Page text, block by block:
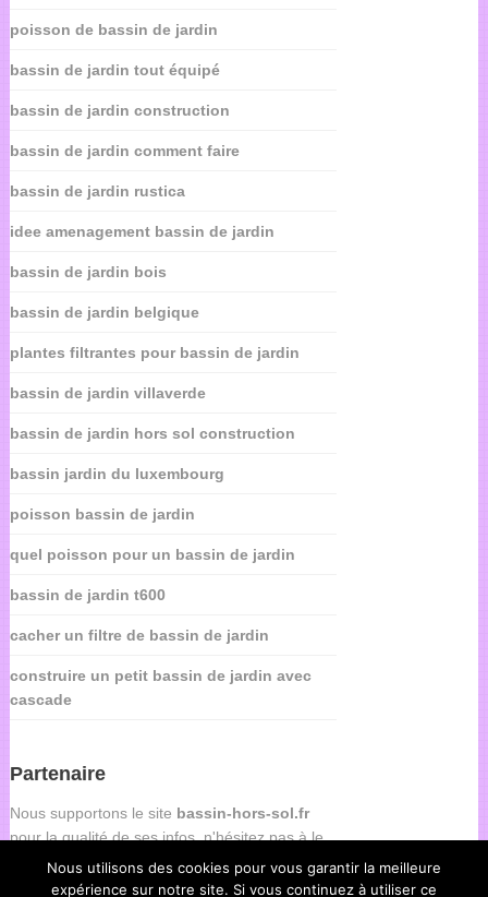
poisson de bassin de jardin
bassin de jardin tout équipé
bassin de jardin construction
bassin de jardin comment faire
bassin de jardin rustica
idee amenagement bassin de jardin
bassin de jardin bois
bassin de jardin belgique
plantes filtrantes pour bassin de jardin
bassin de jardin villaverde
bassin de jardin hors sol construction
bassin jardin du luxembourg
poisson bassin de jardin
quel poisson pour un bassin de jardin
bassin de jardin t600
cacher un filtre de bassin de jardin
construire un petit bassin de jardin avec
cascade
Partenaire
Nous supportons le site bassin-hors-sol.fr
pour la qualité de ses infos, n'hésitez pas à le
consulter.Nous utilisons des cookies pour vous garantir la meilleure
expérience sur notre site. Si vous continuez à utiliser ce